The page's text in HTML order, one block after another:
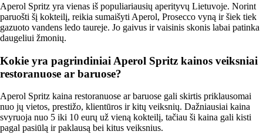
Aperol Spritz yra vienas iš populiariausių aperityvų Lietuvoje. Norint
paruošti šį kokteilį, reikia sumaišyti Aperol, Prosecco vyną ir šiek tiek
gazuoto vandens ledo taureje. Jo gaivus ir vaisinis skonis labai patinka
daugeliui žmonių.
Kokie yra pagrindiniai Aperol Spritz kainos veiksniai
restoranuose ar baruose?
Aperol Spritz kaina restoranuose ar baruose gali skirtis priklausomai
nuo jų vietos, prestižo, klientūros ir kitų veiksnių. Dažniausiai kaina
svyruoja nuo 5 iki 10 eurų už vieną kokteilį, tačiau ši kaina gali kisti
pagal pasiūlą ir paklausą bei kitus veiksnius.